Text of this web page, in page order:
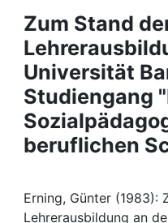
Projects
People
Institutions
Awards
Zum Stand
Universität
Studiengang
beruflichen
Erning, Günter (1983):
Lehrerausbildung an